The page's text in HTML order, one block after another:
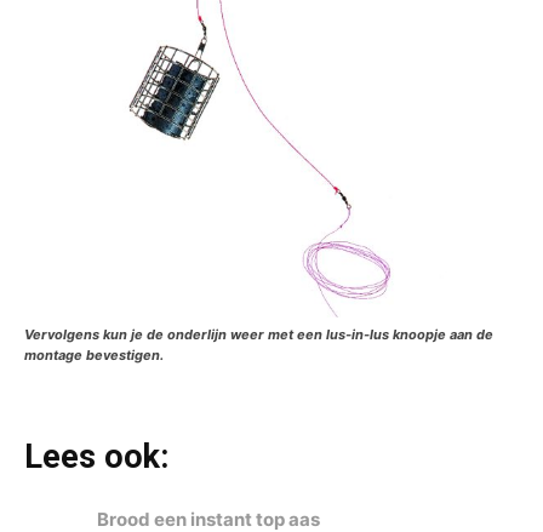
Vervolgens kun je de onderlijn weer met een lus-in-lus knoopje aan de
montage bevestigen.
Lees ook:
Brood een instant top aas